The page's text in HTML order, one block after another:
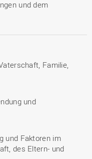
und dem
Familie,
und
und Faktoren im
des Eltern- und